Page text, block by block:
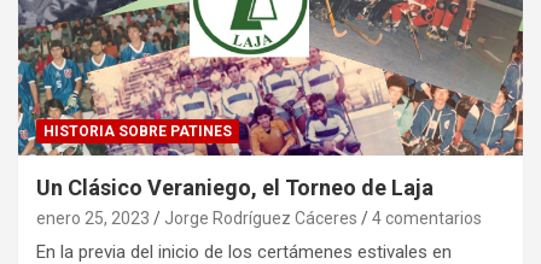
HISTORIA SOBRE PATINES
Un Clásico Veraniego, el Torneo de Laja
enero 25, 2023 Jorge Rodríguez Cáceres 4 comentarios
En la previa del inicio de los certámenes estivales en